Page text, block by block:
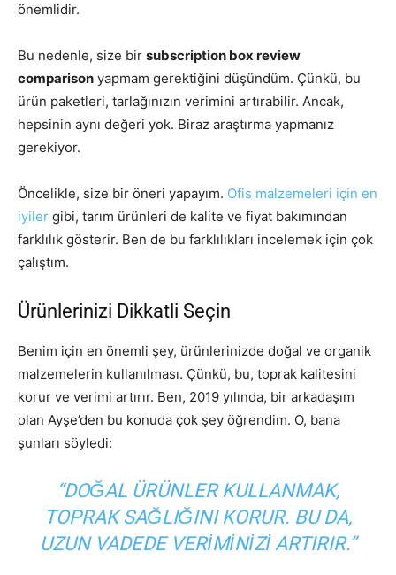
önemlidir.
Bu nedenle, size bir subscription box review
comparison yapmam gerektiğini düşündüm. Çünkü, bu
ürün paketleri, tarlağınızın verimini artırabilir. Ancak,
hepsinin aynı değeri yok. Biraz araştırma yapmanız
gerekiyor.
Öncelikle, size bir öneri yapayım. Ofis malzemeleri için en
iyiler gibi, tarım ürünleri de kalite ve fiyat bakımından
farklılık gösterir. Ben de bu farklılıkları incelemek için çok
çalıştım.
Ürünlerinizi Dikkatli Seçin
Benim için en önemli şey, ürünlerinizde doğal ve organik
malzemelerin kullanılması. Çünkü, bu, toprak kalitesini
korur ve verimi artırır. Ben, 2019 yılında, bir arkadaşım
olan Ayşe’den bu konuda çok şey öğrendim. O, bana
şunları söyledi:
“DOĞAL ÜRÜNLER KULLANMAK,
TOPRAK SAĞLIĞINI KORUR. BU DA,
UZUN VADEDE VERIMINIZI ARTIRIR.”